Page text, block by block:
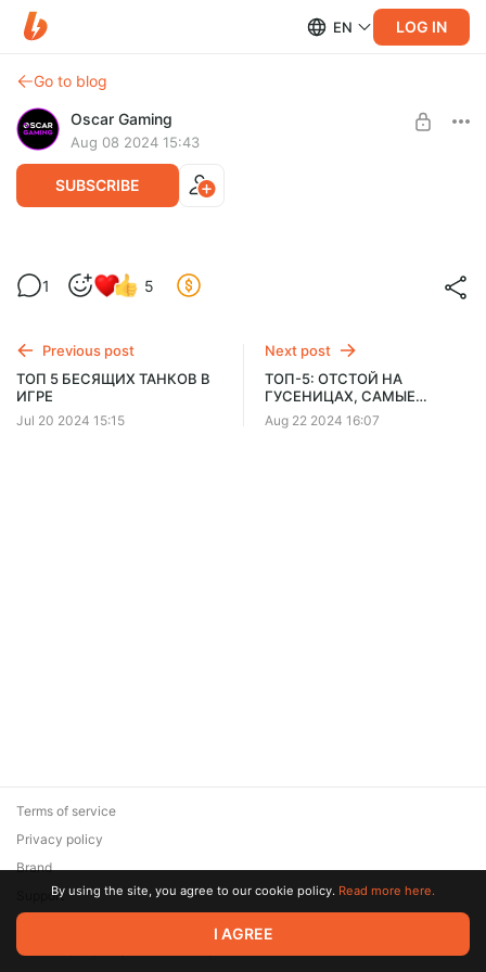
EN LOG IN
Go to blog
Oscar Gaming
Aug 08 2024 15:43
SUBSCRIBE
РЕЙТИНГ ТАНКОВ ЗА ГЛОБАЛЬНУЮ
КАРТУ ✮ ОТ ХУДШЕГО К ЛУЧШЕМУ
Level required:
SUBSCRIBE
1 5
Previous post
ТОП 5 БЕСЯЩИХ ТАНКОВ В
ИГРЕ
Jul 20 2024 15:15
Next post
ТОП-5: ОТСТОЙ НА
ГУСЕНИЦАХ, САМЫЕ
ДУШНЫЕ И СКУЧНЫЕ
ТАНКИ В ИГРЕ
Aug 22 2024 16:07
© 2026 Zaya Solutions Limited. All rights reserved. All trademarks
are the property of their respective owners.
Terms of service
Privacy policy
Brand
SupportBy using the site, you agree to our cookie policy. Read more here.
I AGREE